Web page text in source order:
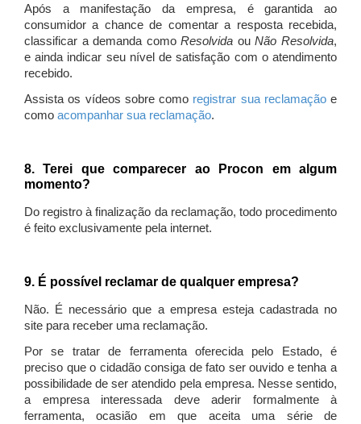
Após a manifestação da empresa, é garantida ao
consumidor a chance de comentar a resposta recebida,
classificar a demanda comoResolvida ouNão Resolvida,
e ainda indicar seu nível de satisfação com o atendimento
recebido.
Assista os vídeos sobre como registrar sua reclamaçãoe
como acompanhar sua reclamação.
8. Terei que comparecer ao Procon em algum
momento?
Do registro à finalização da reclamação, todo procedimento
é feito exclusivamente pela internet.
9. É possível reclamar de qualquer empresa?
Não. É necessário que a empresa esteja cadastrada no
site para receber uma reclamação.
Por se tratar de ferramenta oferecida pelo Estado, é
preciso que o cidadão consiga de fato ser ouvido e tenha a
possibilidade de ser atendido pela empresa. Nesse sentido,
a empresa interessada deve aderir formalmente à
ferramenta, ocasião em que aceita uma série de